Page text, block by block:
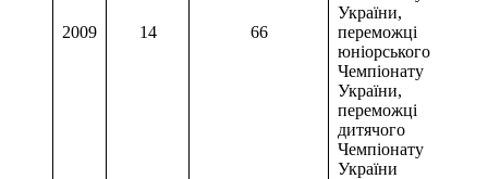
2009 14 66
України,
переможці
юніорського
Чемпіонату
України,
переможці
дитячого
Чемпіонату
України